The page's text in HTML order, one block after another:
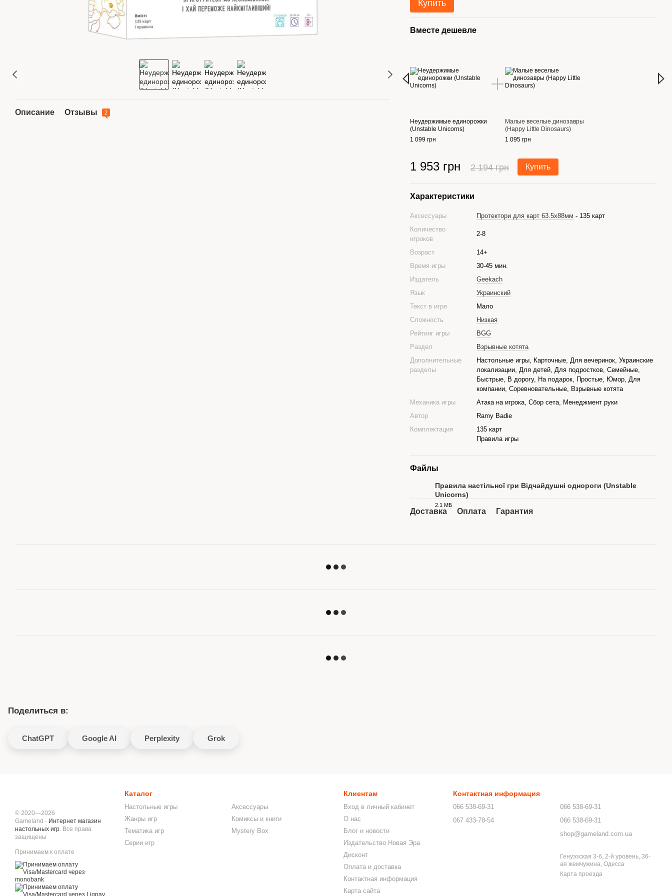
Описание Отзывы 2
Купить
Вместе дешевле
Неудержимые единорожки
(Unstable Unicorns)
1 099 грн
Малые веселые динозавры
(Happy Little Dinosaurs)
1 095 грн
1 953 грн 2 194 грн Купить
Характеристики
Аксессуары Протектори для карт 63.5x88мм - 135 карт
Количество
игроков
2-8
Возраст
14+
Время игры
30-45 мин.
Издатель
Geekach
Язык
Украинский
Текст в игре
Мало
Сложность
Низкая
Рейтинг игры
BGG
Раздел
Взрывные котята
Дополнительные
разделы
Настольные игры, Карточные, Для вечеринок, Украинские
локализации, Для детей, Для подростков, Семейные,
Быстрые, В дорогу, На подарок, Простые, Юмор, Для
компании, Соревновательные, Взрывные котята
Механика игры
Атака на игрока, Сбор сета, Менеджмент руки
Автор
Ramy Badie
Комплектация
135 карт
Правила игры
Файлы
Правила настільної гри Відчайдушні однороги (Unstable
Unicorns)
2.1 МБ
Доставка Оплата Гарантия
Поделиться в:
ChatGPT Google AI Perplexity Grok
© 2020—2026
Gameland - Интернет магазин
настольных игр. Все права
защищены
Принимаем к оплате
Каталог
Настольные игры
Жанры игр
Тематика игр
Серии игр
Аксессуары
Комиксы и книги
Mystery Box
Клиентам
Вход в личный кабинет
О нас
Блог и новости
Издательство Новая Эра
Дисконт
Оплата и доставка
Контактная информация
Карта сайта
Контактная информация
066 538-69-31
067 433-78-54
066 538-69-31
066 538-69-31
shop@gameland.com.ua
Генуэзская 3-б, 2-й уровень, 36-
ая жемчужина, Одесса
Карта проезда